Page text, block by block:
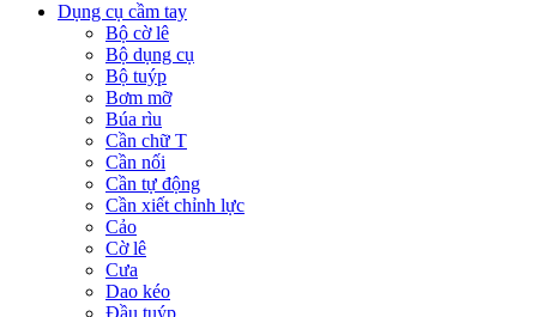
Dụng cụ cầm tay
Bộ cờ lê
Bộ dụng cụ
Bộ tuýp
Bơm mỡ
Búa rìu
Cần chữ T
Cần nối
Cần tự động
Cần xiết chỉnh lực
Cảo
Cờ lê
Cưa
Dao kéo
Đầu tuýp